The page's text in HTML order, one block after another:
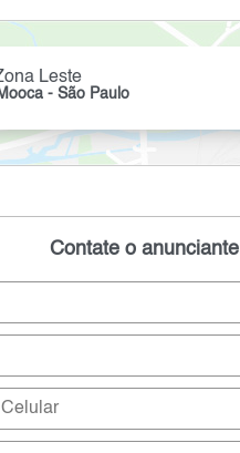
Leste
Mooca - São Paulo
Contate o anunciante